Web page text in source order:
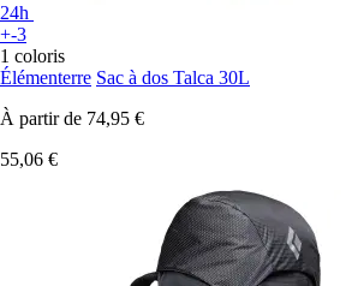
24h
+-3
1 coloris
Élémenterre Sac à dos Talca 30L
À partir de 74,95 €
55,06 €